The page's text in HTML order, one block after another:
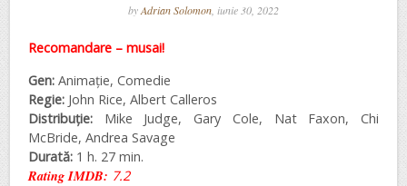
byAdrian Solomon, iunie 30, 2022
Recomandare – musai!
Gen: Animație, Comedie
Regie: John Rice, Albert Calleros
Distribuție: Mike Judge, Gary Cole, Nat Faxon, Chi
McBride, Andrea Savage
Durată: 1 h. 27 min.
Rating IMDB: 7.2